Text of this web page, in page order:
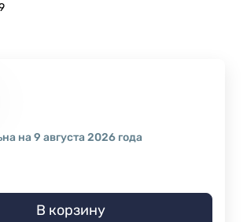
на 9 августа 2026 года
В корзину